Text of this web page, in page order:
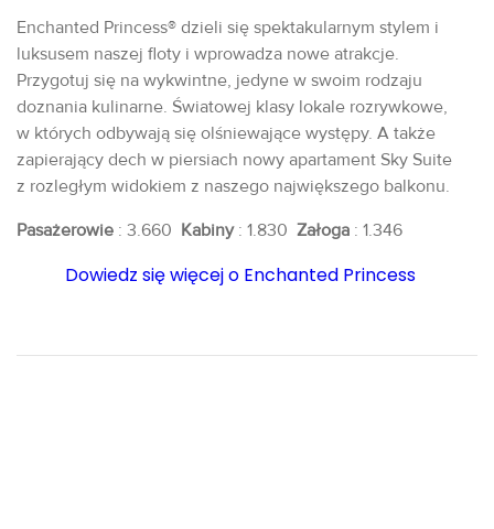
Enchanted Princess® dzieli się spektakularnym stylem i
luksusem naszej floty i wprowadza nowe atrakcje.
Przygotuj się na wykwintne, jedyne w swoim rodzaju
doznania kulinarne. Światowej klasy lokale rozrywkowe,
w których odbywają się olśniewające występy. A także
zapierający dech w piersiach nowy apartament Sky Suite
z rozległym widokiem z naszego największego balkonu.
Pasażerowie : 3.660 Kabiny: 1.830 Załoga : 1.346
Dowiedz się więcej o Enchanted Princess